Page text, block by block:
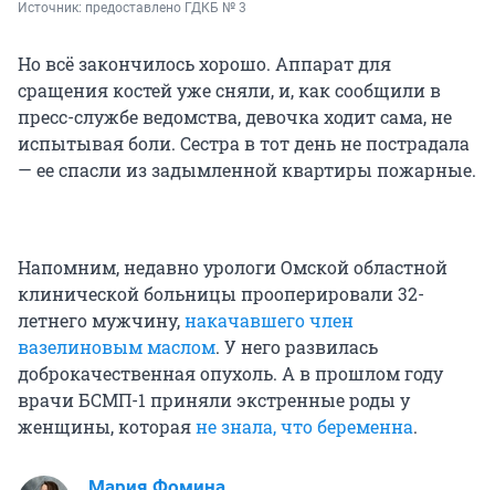
Источник: предоставлено ГДКБ № 3
Но всё закончилось хорошо. Аппарат для
сращения костей уже сняли, и, как сообщили в
пресс-службе ведомства, девочка ходит сама, не
испытывая боли. Сестра в тот день не пострадала
— ее спасли из задымленной квартиры пожарные.
Напомним, недавно урологи Омской областной
клинической больницы прооперировали 32-
летнего мужчину,накачавшего член
вазелиновым маслом. У него развилась
доброкачественная опухоль. А в прошлом году
врачи БСМП-1 приняли экстренные роды у
женщины, котораяне знала, что беременна.